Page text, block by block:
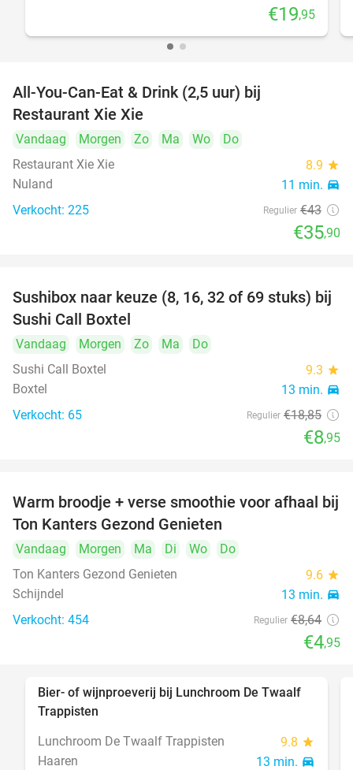
€19,95
All-You-Can-Eat & Drink (2,5 uur) bij
Restaurant Xie Xie
Vandaag Morgen Zo Ma Wo
Do
Restaurant Xie Xie
8.9 star
Nuland 11 min. directions_car
Verkocht: 225 Regulier €43
€35,90
53%
Sushibox naar keuze (8, 16, 32 of 69 stuks) bij
Sushi Call Boxtel
Vandaag Morgen Zo Ma
Do
Sushi Call Boxtel
9.3 star
Boxtel 13 min. directions_car
Verkocht: 65 Regulier €18,85
€8,95
43%
Warm broodje + verse smoothie voor afhaal bij
Ton Kanters Gezond Genieten
Vandaag Morgen Ma Di Wo
Do
Ton Kanters Gezond Genieten
9.6 star
Schijndel 13 min. directions_car
Verkocht: 454 Regulier €8,64
€4,95
40%
Bier- of wijnproeverij bij Lunchroom De Twaalf
Trappisten
Lunchroom De Twaalf Trappisten
9.8 star
Haaren 13 min. directions_car